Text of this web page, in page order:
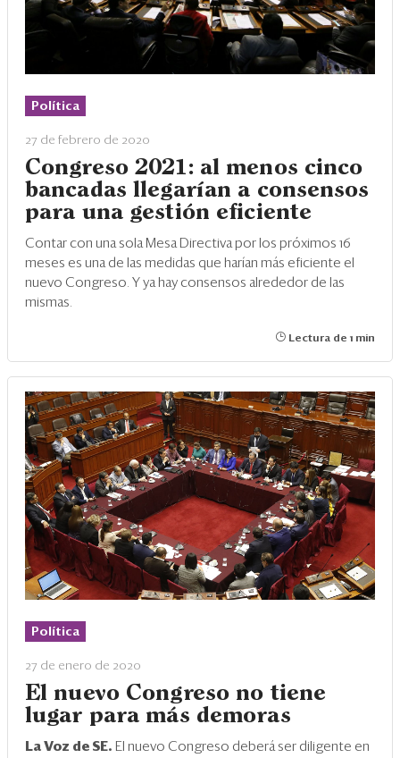
Política
27 de febrero de 2020
Congreso 2021: al menos cinco
bancadas llegarían a consensos
para una gestión eficiente
Contar con una sola Mesa Directiva por los próximos 16
meses es una de las medidas que harían más eficiente el
nuevo Congreso. Y ya hay consensos alrededor de las
mismas.
Lectura de 1 min
Política
27 de enero de 2020
El nuevo Congreso no tiene
lugar para más demoras
La Voz de SE. El nuevo Congreso deberá ser diligente en